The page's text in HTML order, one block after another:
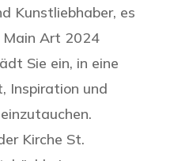
Kunstliebhaber, es
Art 2024
Sie ein, in eine
Inspiration und
Kirche St.